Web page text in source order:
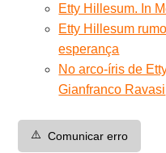
Etty Hillesum. In
Etty Hillesum
esperança
No arco-íris de
Gianfranco Ravasi
⚠️ Comunicar erro